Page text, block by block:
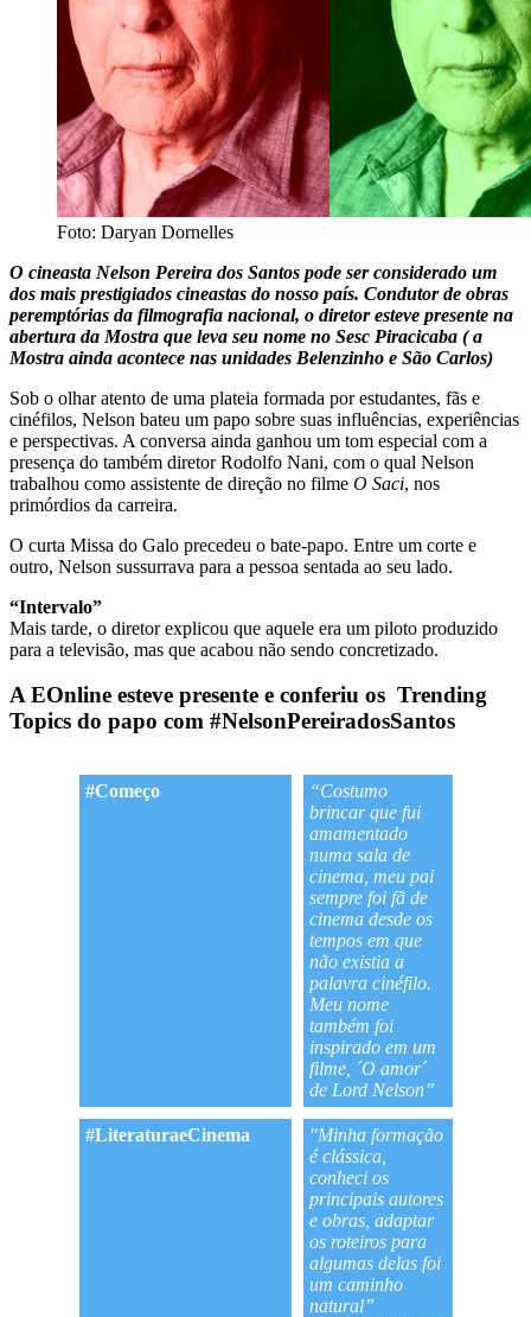
Foto: Daryan Dornelles
O cineasta Nelson Pereira dos Santos pode ser considerado um
dos mais prestigiados cineastas do nosso país. Condutor de obras
peremptórias da filmografia nacional, o diretor esteve presente na
abertura da Mostra que leva seu nome no Sesc Piracicaba ( a
Mostra ainda acontece nas unidades Belenzinho e São Carlos)
Sob o olhar atento de uma plateia formada por estudantes, fãs e
cinéfilos, Nelson bateu um papo sobre suas influências, experiências
e perspectivas. A conversa ainda ganhou um tom especial com a
presença do também diretor Rodolfo Nani, com o qual Nelson
trabalhou como assistente de direção no filme O Saci, nos
primórdios da carreira.
O curta Missa do Galo precedeu o bate-papo. Entre um corte e
outro, Nelson sussurrava para a pessoa sentada ao seu lado.
“Intervalo”
Mais tarde, o diretor explicou que aquele era um piloto produzido
para a televisão, mas que acabou não sendo concretizado.
A EOnline esteve presente e conferiu os Trending
Topics do papo com #NelsonPereiradosSantos
#Começo
“Costumo
brincar que fui
amamentado
numa sala de
cinema, meu pai
sempre foi fã de
cinema desde os
tempos em que
não existia a
palavra cinéfilo.
Meu nome
também foi
inspirado em um
filme, ´O amor´
de Lord Nelson”
#LiteraturaeCinema
"Minha formação
é clássica,
conheci os
principais autores
e obras, adaptar
os roteiros para
algumas delas foi
um caminho
natural”